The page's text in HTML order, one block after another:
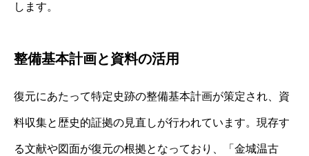
します。
整備基本計画と資料の活用
復元にあたって特定史跡の整備基本計画が策定され、資
料収集と歴史的証拠の見直しが行われています。現存す
る文献や図面が復元の根拠となっており、「金城温古